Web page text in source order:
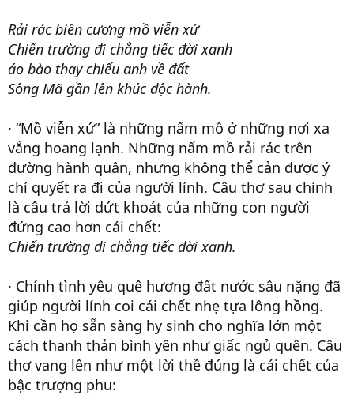
Rải rác biên cương mồ viễn xứ
Chiến trường đi chẳng tiếc đời xanh
áo bào thay chiếu anh về đất
Sông Mã gần lên khúc độc hành.
· “Mồ viễn xứ” là những nấm mồ ở những nơi xa
vắng hoang lạnh. Những nấm mồ rải rác trên
đường hành quân, nhưng không thể cản được ý
chí quyết ra đi của người lính. Câu thơ sau chính
là câu trả lời dứt khoát của những con người
đứng cao hơn cái chết:
Chiến trường đi chẳng tiếc đời xanh.
· Chính tình yêu quê hương đất nước sâu nặng đã
giúp người lính coi cái chết nhẹ tựa lông hồng.
Khi cần họ sẵn sàng hy sinh cho nghĩa lớn một
cách thanh thản bình yên như giấc ngủ quên. Câu
thơ vang lên như một lời thề đúng là cái chết của
bậc trượng phu: